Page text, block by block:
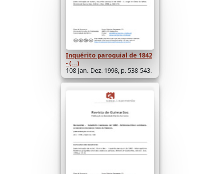
Inquérito paroquial de 1842
- (...)
108 Jan.-Dez. 1998, p. 538-543.